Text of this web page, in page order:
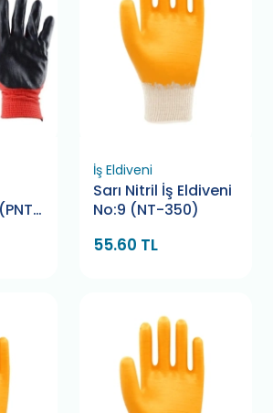
İş Eldiveni
Sarı Nitril İş Eldiveni
No:9 (NT-350)
55.60 TL